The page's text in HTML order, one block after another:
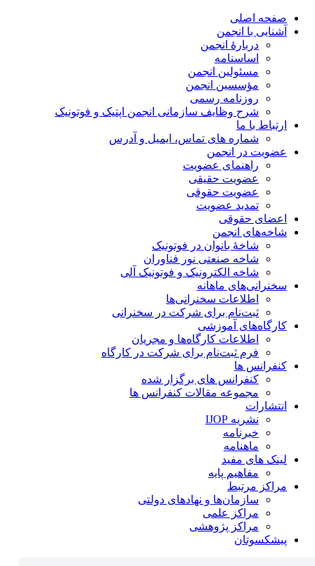
صفحه اصلی
آشنایی با انجمن
دربارۀ انجمن
اساسنامه
مسئولین انجمن
مؤسسین انجمن
روزنامه رسمی
شرح وظایف سازمانی انجمن اپتیک و فوتونیک
ارتباط با ما
شماره های تماس، ایمیل و آدرس
عضویت در انجمن
راهنمای عضویت
عضویت حقیقی
عضویت حقوقی
تمدید عضویت
اعضای حقوقی
شاخه‌های انجمن
شاخۀ بانوان در فوتونیک
شاخه صنعتی نور فناوران
شاخه‌ الکترونیک و فوتونیک آلی
سخنرانی‌های ماهانه
اطلاعات سخنرانی‌‌ها
ثبت‌نام برای شرکت در سخنرانی
کارگاه‌های آموزشی
اطلاعات کارگاه‌ها و مجریان
فرم ثبت‌نام برای شرکت در کارگاه
کنفرانس ها
کنفرانس های برگزار شده
مجموعه مقالات کنفرانس ها
انتشارات
نشریه IJOP
خبرنامه
ماهنامه
لینک های مفید
مفاهیم پایه
مراکز مرتبط
سازمان‌ها و نهادهای دولتی
مراکز علمی
مراکز پژوهشی
پیشکسوتان